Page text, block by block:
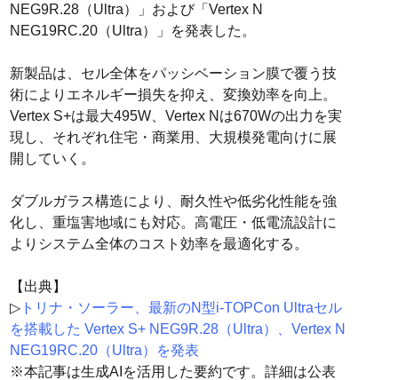
NEG9R.28（Ultra）」および「Vertex N
NEG19RC.20（Ultra）」を発表した。
新製品は、セル全体をパッシベーション膜で覆う技
術によりエネルギー損失を抑え、変換効率を向上。
Vertex S+は最大495W、Vertex Nは670Wの出力を実
現し、それぞれ住宅・商業用、大規模発電向けに展
開していく。
ダブルガラス構造により、耐久性や低劣化性能を強
化し、重塩害地域にも対応。高電圧・低電流設計に
よりシステム全体のコスト効率を最適化する。
【出典】
▷トリナ・ソーラー、最新のN型i-TOPCon Ultraセル
を搭載した Vertex S+ NEG9R.28（Ultra）、Vertex N
NEG19RC.20（Ultra）を発表
※本記事は生成AIを活用した要約です。詳細は公表